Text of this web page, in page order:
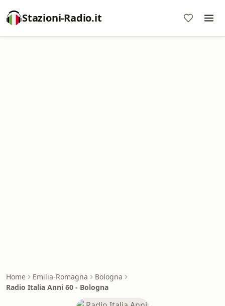
Stazioni-Radio.it
Home Emilia-Romagna
Bologna
Radio Italia Anni 60 - Bologna